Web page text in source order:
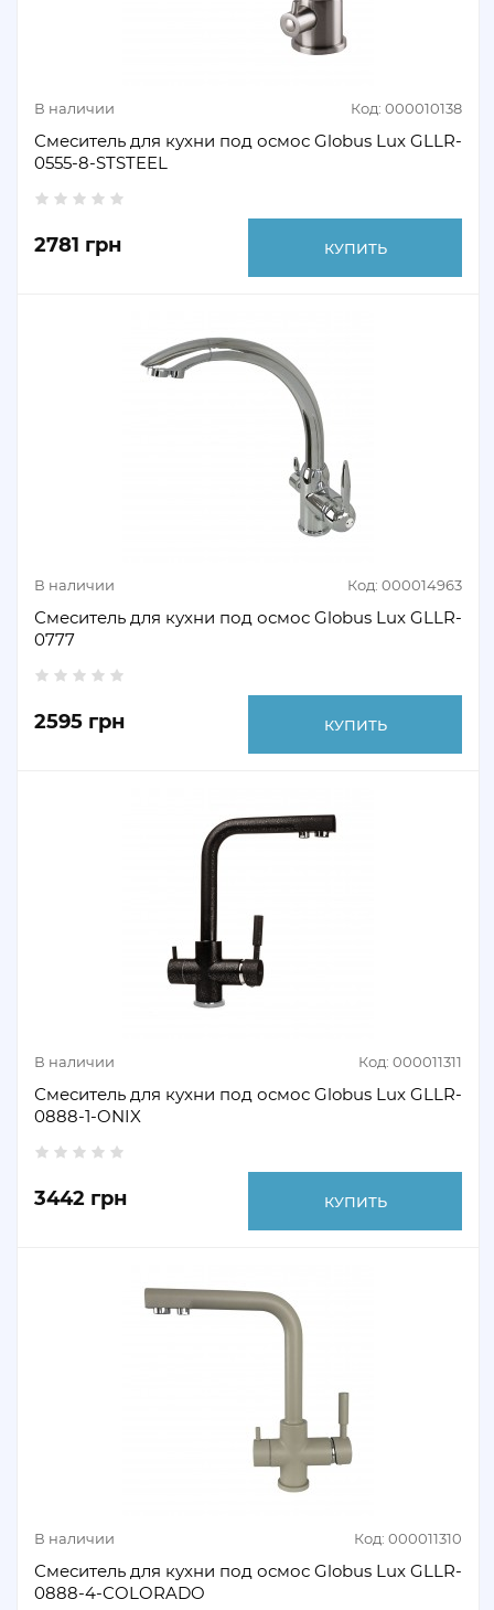
В наличии Код: 000010138
Смеситель для кухни под осмос Globus Lux GLLR-
0555-8-STSTEEL
2781 грн КУПИТЬ
В наличии Код: 000014963
Смеситель для кухни под осмос Globus Lux GLLR-
0777
2595 грн КУПИТЬ
В наличии Код: 000011311
Смеситель для кухни под осмос Globus Lux GLLR-
0888-1-ONIX
3442 грн КУПИТЬ
В наличии Код: 000011310
Смеситель для кухни под осмос Globus Lux GLLR-
0888-4-COLORADO